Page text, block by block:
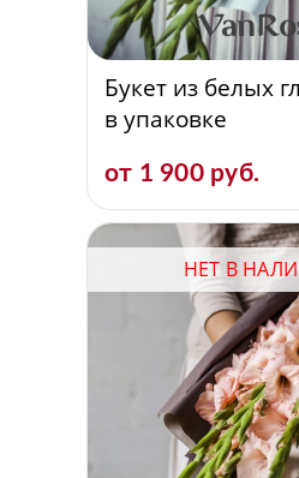
Букет из белых
в упаковке
от 1 900 руб.
НЕТ В